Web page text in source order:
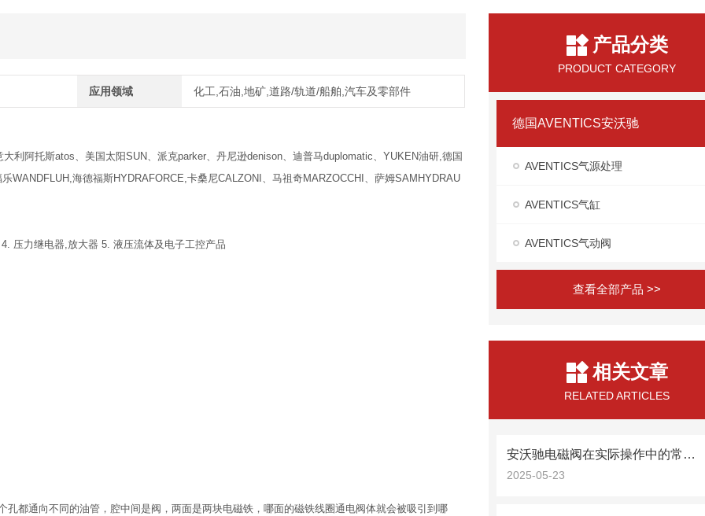
应用领域 化工,石油,地矿,道路/轨道/船舶,汽车及零部件
利阿托斯atos、美国太阳SUN、派克parker、丹尼逊denison、迪普马duplomatic、YUKEN油研,德国
WANDFLUH,海德福斯HYDRAFORCE,卡桑尼CALZONI、马祖奇MARZOCCHI、萨姆SAMHYDRAU
压力继电器,放大器 5. 液压流体及电子工控产品
都通向不同的油管，腔中间是阀，两面是两块电磁铁，哪面的磁铁线圈通电阀体就会被吸引到哪
产品分类
PRODUCT CATEGORY
德国AVENTICS安沃驰
AVENTICS气源处理
AVENTICS气缸
AVENTICS气动阀
查看全部产品 >>
相关文章
RELATED ARTICLES
安沃驰电磁阀在实际操作中的常见问题相应解决方法分享
2025-05-23